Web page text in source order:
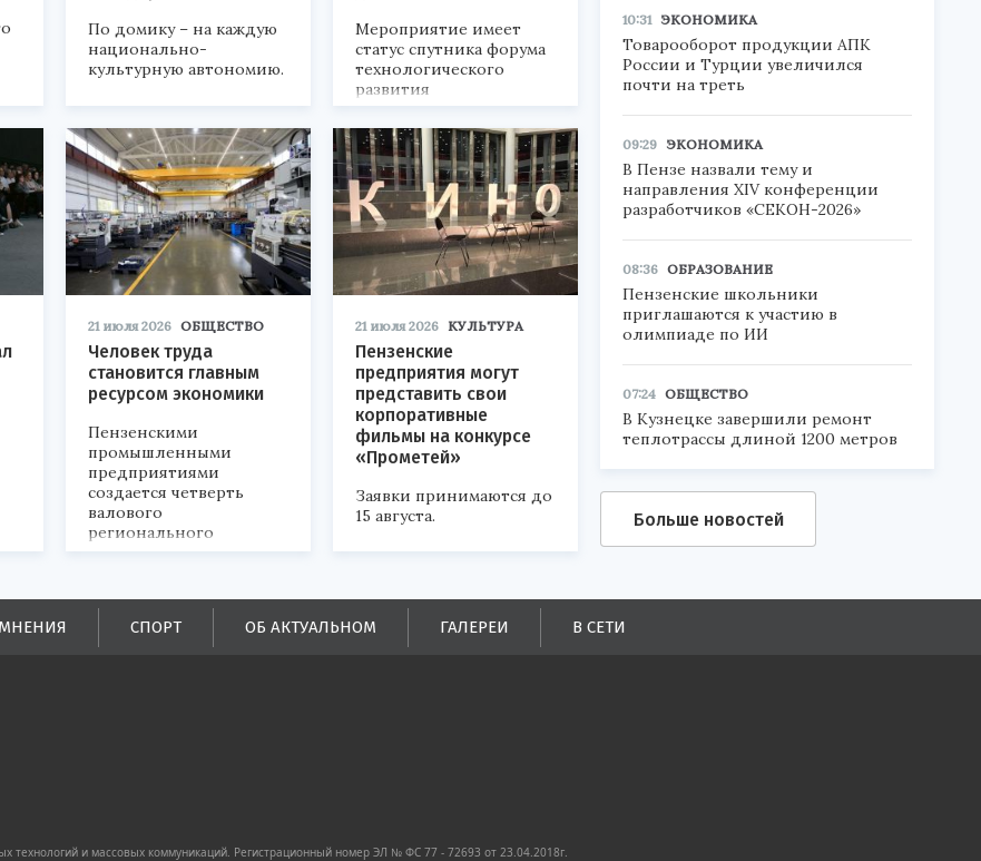
По домику – на каждую
национально-
культурную автономию.
Мероприятие имеет
статус спутника форума
технологического
развития
«Технопром-2026».
21 июля 2026 ОБЩЕСТВО
Человек труда
становится главным
ресурсом экономики
Пензенскими
промышленными
предприятиями
создается четверть
валового
регионального
продукта и
поступлений в
бюджеты всех уровней.
21 июля 2026 КУЛЬТУРА
Пензенские
предприятия могут
представить свои
корпоративные
фильмы на конкурсе
«Прометей»
Заявки принимаются до
15 августа.
10:31 ЭКОНОМИКА
Товарооборот продукции АПК
России и Турции увеличился
почти на треть
09:29 ЭКОНОМИКА
В Пензе назвали тему и
направления XIV конференции
разработчиков «СЕКОН-2026»
08:36 ОБРАЗОВАНИЕ
Пензенские школьники
приглашаются к участию в
олимпиаде по ИИ
07:24 ОБЩЕСТВО
В Кузнецке завершили ремонт
теплотрассы длиной 1200 метров
Больше новостей
МНЕНИЯ СПОРТ ОБ АКТУАЛЬНОМ ГАЛЕРЕИ В СЕТИ
технологий и массовых коммуникаций. Регистрационный номер ЭЛ № ФС 77 - 72693 от 23.04.2018г.